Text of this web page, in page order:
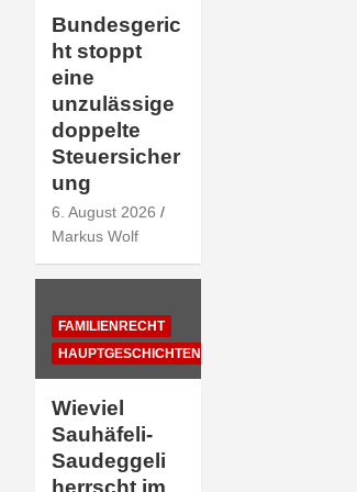
Bundesgeric
ht stoppt
eine
unzulässige
doppelte
Steuersicher
ung
6. August 2026
Markus Wolf
FAMILIENRECHT
HAUPTGESCHICHTEN
Wieviel
Sauhäfeli-
Saudeggeli
herrscht im